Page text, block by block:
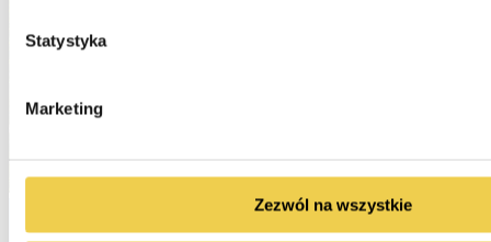
Statystyka
Marketing
Zezwól na wszystkie